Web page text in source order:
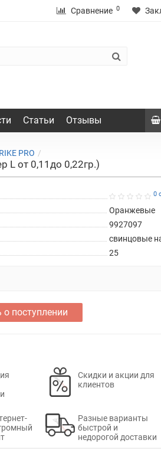
Сравнение 0
Статьи Отзывы
PRO
L от 0,11до 0,22гр.)
0
Оранжевые
9927097
свинцовые
25
поступлении
Скидки и акции для
клиентов
Разные варианты
быстрой и
недорогой доставки